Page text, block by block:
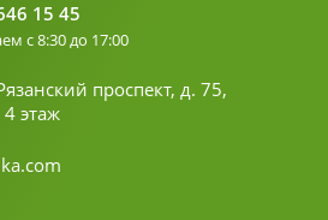
15 45
с 8:30 до 17:00
проспект, д. 75,
4 этаж